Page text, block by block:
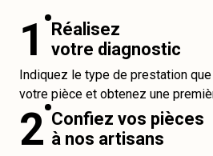
1
Réalisez
votre diagnostic
Indiquez le type de prestation
votre pièce et obtenez une
2 Confiez vos pièces
à nos artisans